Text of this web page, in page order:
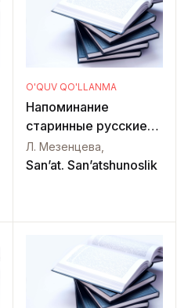
O'QUV QO'LLANMA
Напоминание
старинные русские
романсы
Л. Мезенцева,
San’at. San’atshunoslik